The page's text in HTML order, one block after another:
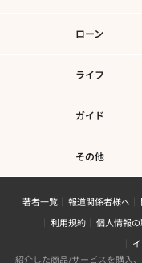
ローン
ライフ
ガイド
その他
著者一覧 報道関係者様へ
利用規約
個人情報
紹介した商品/サービスを購入